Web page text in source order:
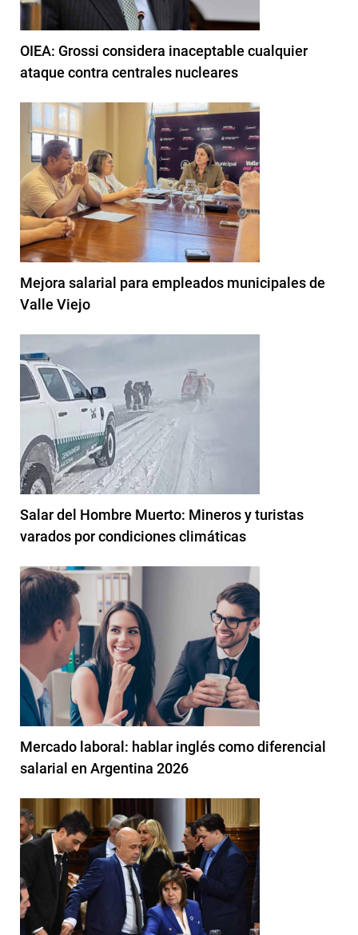
OIEA: Grossi considera inaceptable cualquier
ataque contra centrales nucleares
Mejora salarial para empleados municipales de
Valle Viejo
Salar del Hombre Muerto: Mineros y turistas
varados por condiciones climáticas
Mercado laboral: hablar inglés como diferencial
salarial en Argentina 2026